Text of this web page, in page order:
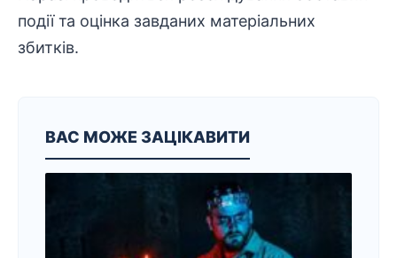
події та оцінка завданих матеріальних
збитків.
ВАС МОЖЕ ЗАЦІКАВИТИ